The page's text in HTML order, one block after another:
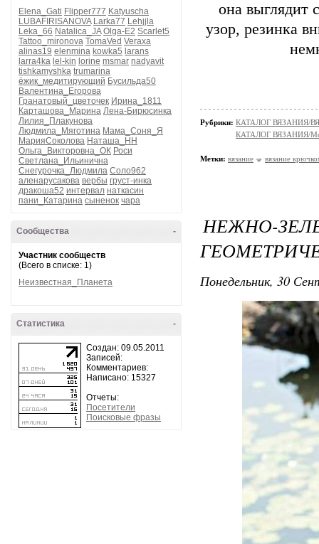
Elena_Gati Flipper777 Katyuscha
LUBAFIRISANOVA Larka77 Lehjjla
Leka_66 Natalica_JA Olga-E2 Scarlet5
Tattoo_mironova TomaVed Veraxa
alinas19 elenmina kowka5 larans
larra4ka lel-kin lorine msmar nadyavit
tishkamyshka trumarina
ёжик_медитирующий Бусильда50
Валентина_Егорова
Гранатовый_цветочек Ирина_1811
Карташова_Марина Лена-Бирюсинка
Лилия_Плакунова
Людмила_Мяготина Мама_Соня_Я
МарияСоколова Наташа_НН
Ольга_Викторовна_ОК Роси
Светлана_Ильинична
Снегурочка_Людмила Соло962
аленарусакова вербы груст-инка
дракоша52 интервал наткасин
пани_Катарина сыненок чара
-
Сообщества
Участник сообществ
(Всего в списке: 1)
Неизвестная_Планета
-
Статистика
Создан: 09.05.2011
Записей:
Комментариев:
Написано: 15327
Отчеты:
Посетители
Поисковые фразы
она выглядит
узор, резинка
Рубрики: КАТАЛОГ ВЯЗАНИЯ/
КАТАЛОГ ВЯЗАНИЯ/
Метки: вязание вязание
НЕЖНО-
Понедельник, 30